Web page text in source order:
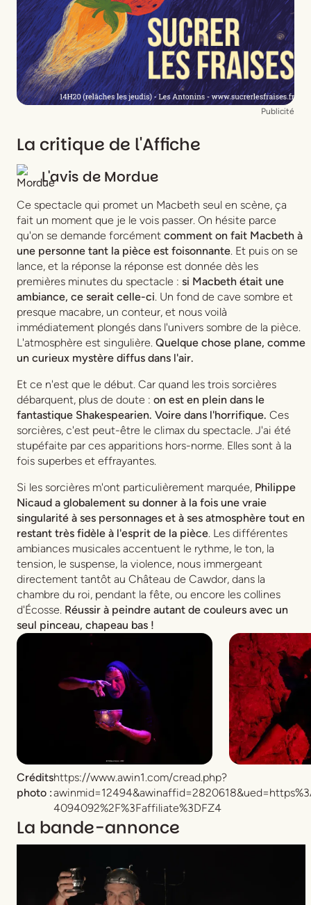
Publicité
La critique de l'Affiche
L'avis de Mordue
Ce spectacle qui promet un Macbeth seul en scène, ça
fait un moment que je le vois passer. On hésite parce
qu'on se demande forcément comment on fait Macbeth à
une personne tant la pièce est foisonnante. Et puis on se
lance, et la réponse la réponse est donnée dès les
premières minutes du spectacle : si Macbeth était une
ambiance, ce serait celle-ci. Un fond de cave sombre et
presque macabre, un conteur, et nous voilà
immédiatement plongés dans l'univers sombre de la pièce.
L'atmosphère est singulière. Quelque chose plane, comme
un curieux mystère diffus dans l'air.
Et ce n'est que le début. Car quand les trois sorcières
débarquent, plus de doute : on est en plein dans le
fantastique Shakespearien. Voire dans l'horrifique. Ces
sorcières, c'est peut-être le climax du spectacle. J'ai été
stupéfaite par ces apparitions hors-norme. Elles sont à la
fois superbes et effrayantes.
Si les sorcières m'ont particulièrement marquée, Philippe
Nicaud a globalement su donner à la fois une vraie
singularité à ses personnages et à ses atmosphère tout en
restant très fidèle à l'esprit de la pièce. Les différentes
ambiances musicales accentuent le rythme, le ton, la
tension, le suspense, la violence, nous immergeant
directement tantôt au Château de Cawdor, dans la
chambre du roi, pendant la fête, ou encore les collines
d'Écosse. Réussir à peindre autant de couleurs avec un
seul pinceau, chapeau bas !
Crédits
photo :
https://www.awin1.com/cread.php?
4094092%2F%3Faffiliate%3DFZ4
La bande-annonce